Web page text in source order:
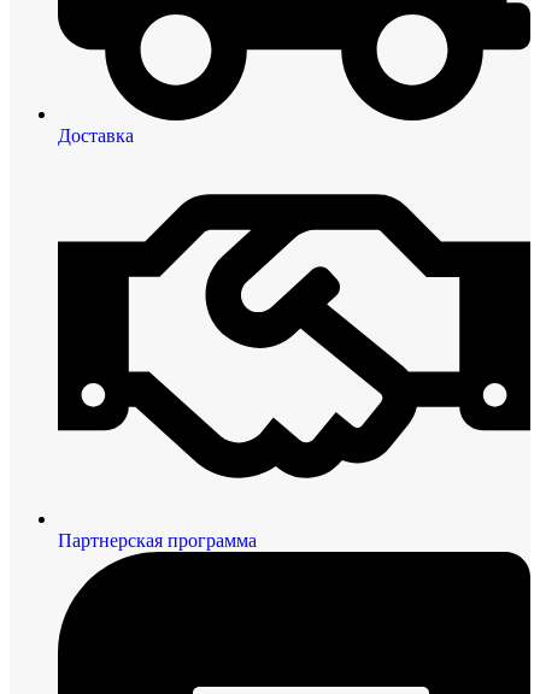
Доставка
Партнерская программа